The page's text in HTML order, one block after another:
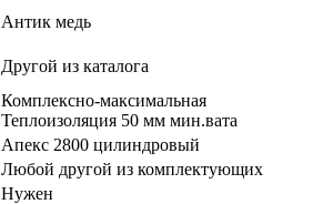
Антик медь
Другой из каталога
Комплексно-максимальная
Теплоизоляция 50 мм мин.вата
Апекс 2800 цилиндровый
Любой другой из комплектующих
Нужен